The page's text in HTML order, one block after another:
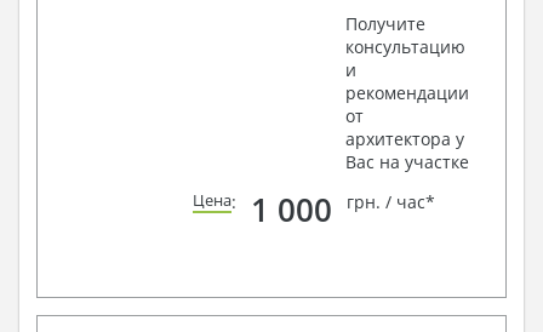
Получите
консультацию
и
рекомендации
от
архитектора у
Вас на участке
Цена: 1 000 грн. / час*